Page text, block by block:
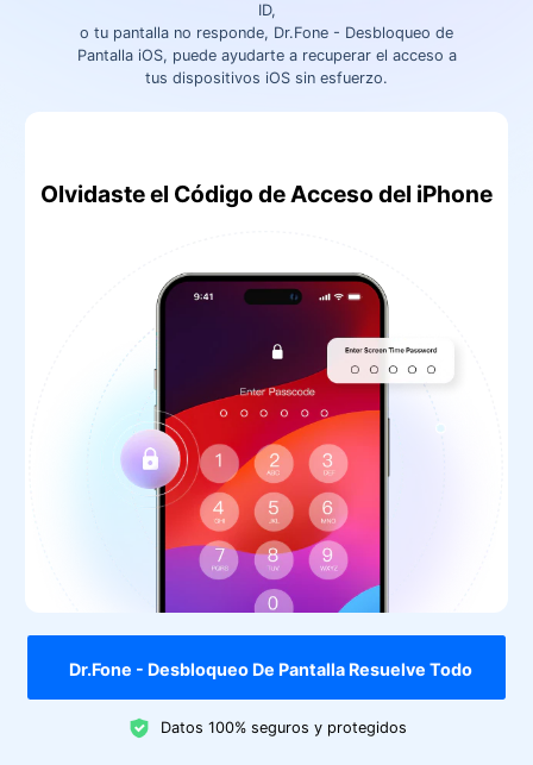
ID,
o tu pantalla no responde, Dr.Fone - Desbloqueo de
Pantalla iOS, puede ayudarte a recuperar el acceso a
tus dispositivos iOS sin esfuerzo.󠀲󠀡󠀥󠀤󠀦󠀥󠀢󠀦󠀣
Olvidaste el Código de Acceso del iPhone
Dr.Fone - Desbloqueo De Pantalla Resuelve Todo
Datos 100% seguros y protegidos